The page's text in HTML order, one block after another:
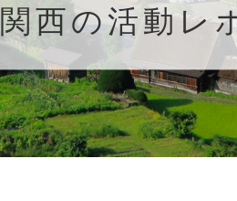
関西の活動レ